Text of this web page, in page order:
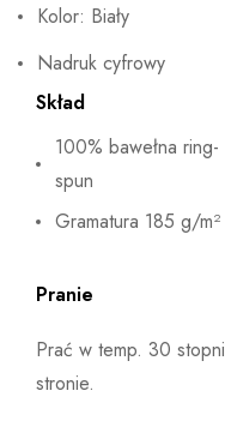
Kolor: Biały
Nadruk cyfrowy
Skład
100% bawełna ring-
spun
Gramatura 185 g/m²
Pranie
Prać w temp. 30
stronie.